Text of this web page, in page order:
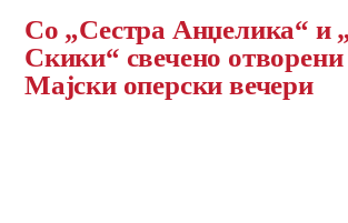
Со „Сестра Анџелика“ и
Скики“ свечено отворени
Мајски оперски вечери